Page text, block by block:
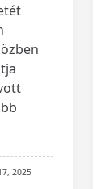
2025